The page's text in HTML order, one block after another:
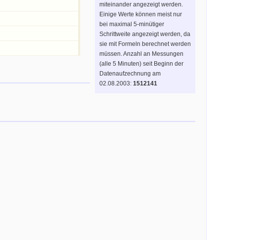
miteinander angezeigt werden.
Einige Werte können meist nur
bei maximal 5-minütiger
Schrittweite angezeigt werden, da
sie mit Formeln berechnet werden
müssen. Anzahl an Messungen
(alle 5 Minuten) seit Beginn der
Datenaufzechnung am
02.08.2003: 1512141